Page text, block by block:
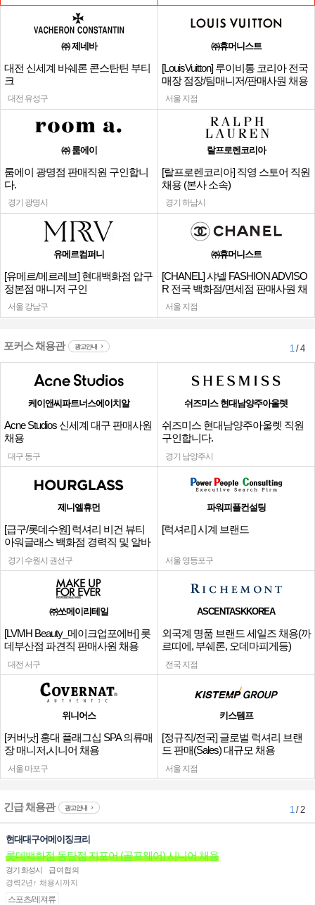
㈜ 제네바
대전 신세계 바쉐론 콘스탄틴 부티
크
대전 유성구
㈜휴머니스트
[LouisVuitton] 루이비통 코리아 전국
매장 점장/팀매니저/판매사원 채용
서울 지점
㈜ 룸에이
룸에이 광명점 판매직원 구인합니
다.
경기 광명시
랄프로렌코리아
[랄프로렌코리아] 직영 스토어 직원
채용 (본사 소속)
경기 하남시
유메르컴퍼니
[유메르/메르레브] 현대백화점 압구
정본점 매니저 구인
서울 강남구
㈜휴머니스트
[CHANEL] 샤넬 FASHION ADVISO
R 전국 백화점/면세점 판매사원 채
용
서울 지점
포커스 채용관 광고안내 1/ 4
케이앤씨파트너스에이치알
Acne Studios 신세계 대구 판매사원
채용
대구 동구
쉬즈미스 현대남양주아울렛
쉬즈미스 현대남양주아울렛 직원
구인합니다.
경기 남양주시
제니엘휴먼
[급구/롯데수원] 럭셔리 비건 뷰티
아워글래스 백화점 경력직 및 알바
채용
경기 수원시 권선구
파워피플컨설팅
[럭셔리] 시계 브랜드
서울 영등포구
㈜쏘메이리테일
[LVMH Beauty_메이크업포에버] 롯
데부산점 파견직 판매사원 채용
대전 서구
ASCENTASKKOREA
외국계 명품 브랜드 세일즈 채용(까
르띠에, 부쉐론, 오데마피게등)
전국 지점
위니어스
[커버낫] 홍대 플래그십 SPA 의류매
장 매니저,시니어 채용
서울 마포구
키스템프
[정규직/전국] 글로벌 럭셔리 브랜
드 판매(Sales) 대규모 채용
서울 지점
긴급 채용관 광고안내 1/ 2
현대대구어메이징크리
롯데백화점 동탄점 지포어 (골프웨어) 시니어 채용
경기 화성시
급여협의
경력2년↑ 채용시까지
스포츠/레져류